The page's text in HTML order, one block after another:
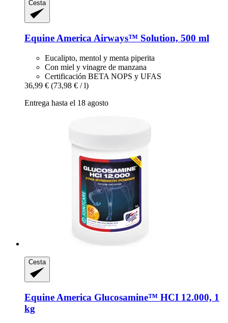
Cesta
Equine America Airways™ Solution, 500 ml
Eucalipto, mentol y menta piperita
Con miel y vinagre de manzana
Certificación BETA NOPS y UFAS
36,99 € (73,98 € / l)
Entrega hasta el 18 agosto
Cesta
Equine America Glucosamine™ HCI 12.000, 1
kg